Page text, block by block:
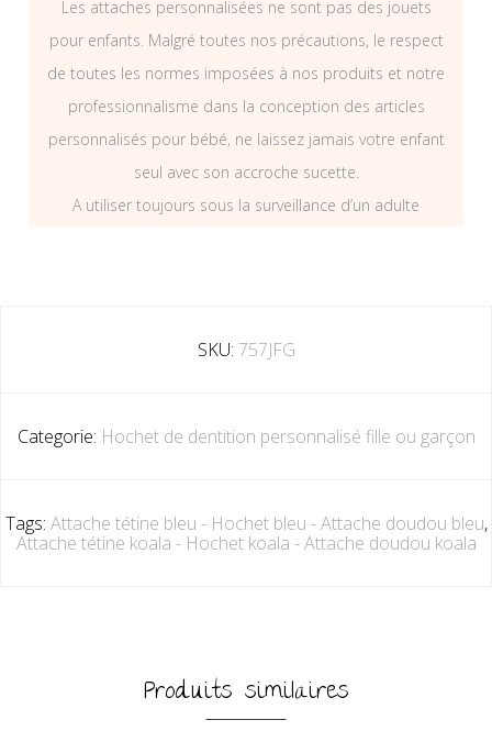
Les attaches personnalisées ne sont pas des jouets
pour enfants. Malgré toutes nos précautions, le respect
de toutes les normes imposées à nos produits et notre
professionnalisme dans la conception des articles
personnalisés pour bébé, ne laissez jamais votre enfant
seul avec son accroche sucette.
A utiliser toujours sous la surveillance d’un adulte
SKU: 757JFG
Categorie: Hochet de dentition personnalisé fille ou garçon
Tags: Attache tétine bleu - Hochet bleu - Attache doudou bleu,
Attache tétine koala - Hochet koala - Attache doudou koala
Produits similaires